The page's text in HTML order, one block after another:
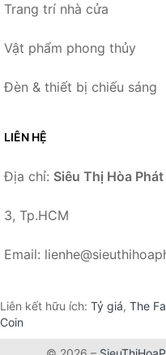
Trang trí nhà cửa
Vật phẩm phong thủy
Đèn & thiết bị chiếu sáng
LIÊN HỆ
Địa chỉ: Siêu Thị Hòa Phát
3, Tp.HCM
Email:
Liên kết hữu ích: Tỷ giá, The
Coin